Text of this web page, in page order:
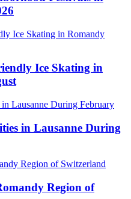
Ice Skating in
in Lausanne During
Region of